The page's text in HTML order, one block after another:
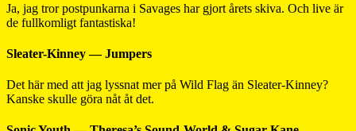
Ja, jag tror postpunkarna i Savages har gjort årets skiva. Och live är
de fullkomligt fantastiska!
Sleater-Kinney — Jumpers
Det här med att jag lyssnat mer på Wild Flag än Sleater-Kinney?
Kanske skulle göra nåt åt det.